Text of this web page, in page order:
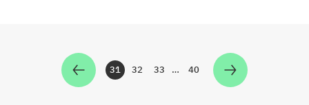
Zur Seite
31 Zur Seite
32 Zur Seite
33 … Zur Seite
40